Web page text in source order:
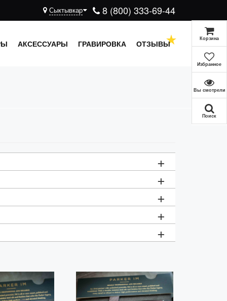
8 (800) 333-69-44
Сыктывкар
АКСЕССУАРЫ ГРАВИРОВКА ОТЗЫВЫ
+
Цена
+
+
+
+
Корзина
Избранное
Вы смотрели
Поиск